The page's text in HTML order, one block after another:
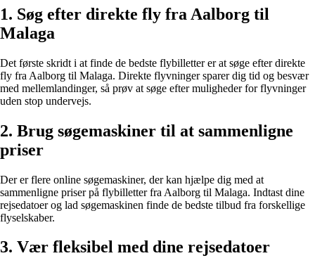
1. Søg efter direkte fly fra Aalborg til
Malaga
Det første skridt i at finde de bedste flybilletter er at søge efter direkte
fly fra Aalborg til Malaga. Direkte flyvninger sparer dig tid og besvær
med mellemlandinger, så prøv at søge efter muligheder for flyvninger
uden stop undervejs.
2. Brug søgemaskiner til at sammenligne
priser
Der er flere online søgemaskiner, der kan hjælpe dig med at
sammenligne priser på flybilletter fra Aalborg til Malaga. Indtast dine
rejsedatoer og lad søgemaskinen finde de bedste tilbud fra forskellige
flyselskaber.
3. Vær fleksibel med dine rejsedatoer